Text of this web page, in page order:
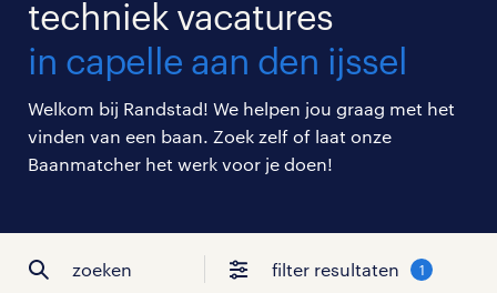
werkgevers
mijn carrière
over randstad
techniek vacatures
in capelle aan den ijssel
Welkom bij Randstad! We helpen jou graag met het
vinden van een baan. Zoek zelf of laat onze
Baanmatcher het werk voor je doen!
zoeken filter resultaten 1